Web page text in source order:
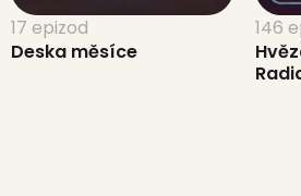
17 epizod
Deska měsíce
146